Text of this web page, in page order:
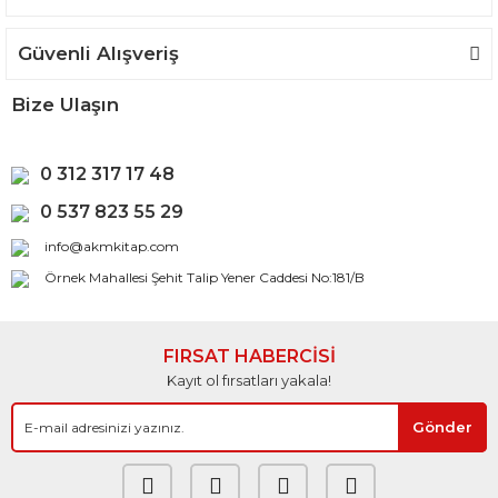
Güvenli Alışveriş
Bize Ulaşın
0 312 317 17 48
0 537 823 55 29
info@akmkitap.com
Örnek Mahallesi Şehit Talip Yener Caddesi No:181/B
FIRSAT HABERCİSİ
Kayıt ol fırsatları yakala!
Gönder